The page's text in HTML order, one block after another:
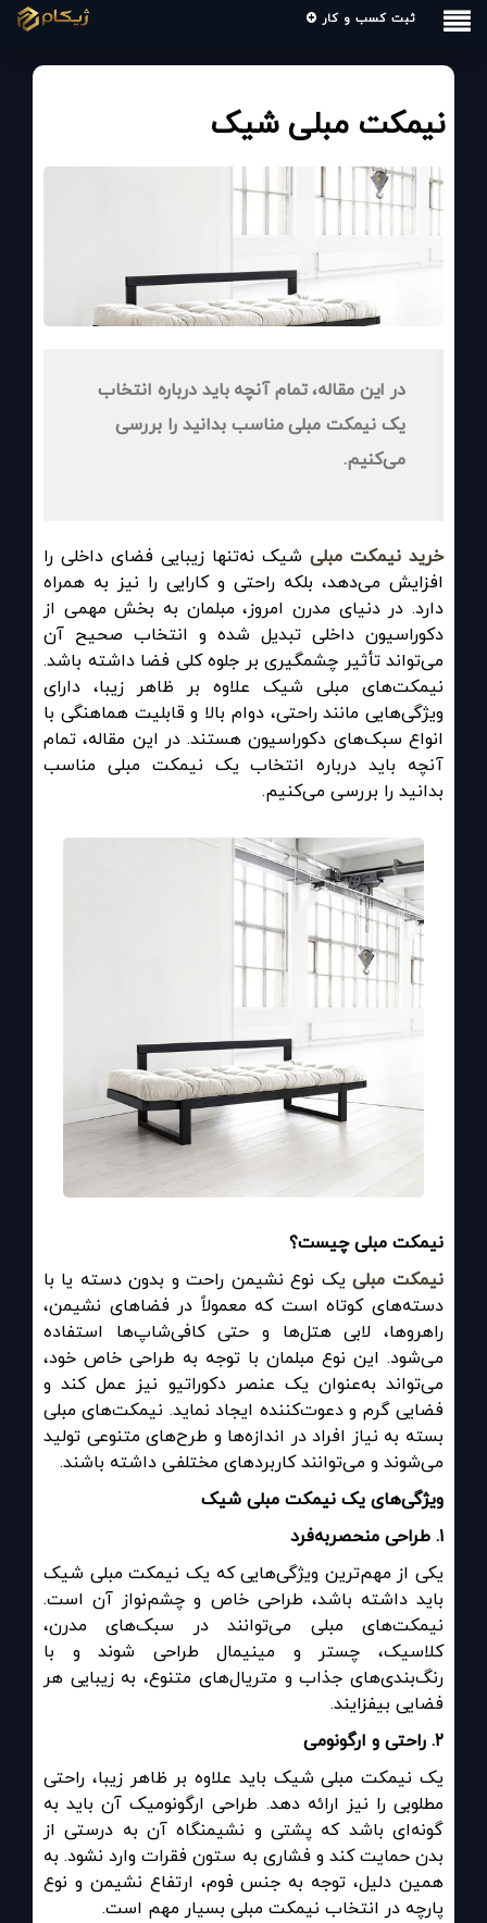
ثبت کسب و کار
نیمکت مبلی شیک
در این مقاله، تمام آنچه باید درباره انتخاب
یک نیمکت مبلی مناسب بدانید را بررسی
می‌کنیم.
خرید نیمکت مبلی شیک نه‌تنها زیبایی فضای داخلی را
افزایش می‌دهد، بلکه راحتی و کارایی را نیز به همراه
دارد. در دنیای مدرن امروز، مبلمان به بخش مهمی از
دکوراسیون داخلی تبدیل شده و انتخاب صحیح آن
می‌تواند تأثیر چشمگیری بر جلوه کلی فضا داشته باشد.
نیمکت‌های مبلی شیک علاوه بر ظاهر زیبا، دارای
ویژگی‌هایی مانند راحتی، دوام بالا و قابلیت هماهنگی با
انواع سبک‌های دکوراسیون هستند. در این مقاله، تمام
آنچه باید درباره انتخاب یک نیمکت مبلی مناسب
بدانید را بررسی می‌کنیم.
نیمکت مبلی چیست؟
نیمکت مبلی یک نوع نشیمن راحت و بدون دسته یا با
دسته‌های کوتاه است که معمولاً در فضاهای نشیمن،
راهروها، لابی هتل‌ها و حتی کافی‌شاپ‌ها استفاده
می‌شود. این نوع مبلمان با توجه به طراحی خاص خود،
می‌تواند به‌عنوان یک عنصر دکوراتیو نیز عمل کند و
فضایی گرم و دعوت‌کننده ایجاد نماید. نیمکت‌های مبلی
بسته به نیاز افراد در اندازه‌ها و طرح‌های متنوعی تولید
می‌شوند و می‌توانند کاربردهای مختلفی داشته باشند.
ویژگی‌های یک نیمکت مبلی شیک
۱. طراحی منحصربه‌فرد
یکی از مهم‌ترین ویژگی‌هایی که یک نیمکت مبلی شیک
باید داشته باشد، طراحی خاص و چشم‌نواز آن است.
نیمکت‌های مبلی می‌توانند در سبک‌های مدرن،
کلاسیک، چستر و مینیمال طراحی شوند و با
رنگ‌بندی‌های جذاب و متریال‌های متنوع، به زیبایی هر
فضایی بیفزایند.
۲. راحتی و ارگونومی
یک نیمکت مبلی شیک باید علاوه بر ظاهر زیبا، راحتی
مطلوبی را نیز ارائه دهد. طراحی ارگونومیک آن باید به
گونه‌ای باشد که پشتی و نشیمنگاه آن به درستی از
بدن حمایت کند و فشاری به ستون فقرات وارد نشود. به
همین دلیل، توجه به جنس فوم، ارتفاع نشیمن و نوع
پارچه در انتخاب نیمکت مبلی بسیار مهم است.